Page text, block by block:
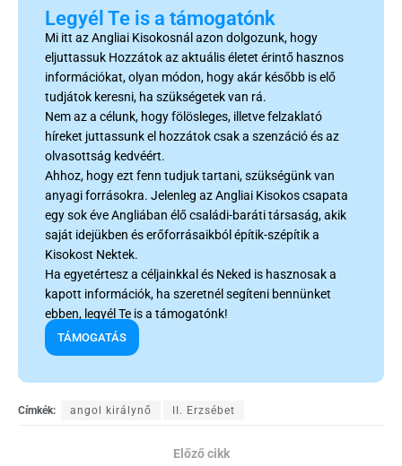
Legyél Te is a támogatónk
Mi itt az Angliai Kisokosnál azon dolgozunk, hogy
eljuttassuk Hozzátok az aktuális életet érintő hasznos
információkat, olyan módon, hogy akár később is elő
tudjátok keresni, ha szükségetek van rá.
Nem az a célunk, hogy fölösleges, illetve felzaklató
híreket juttassunk el hozzátok csak a szenzáció és az
olvasottság kedvéért.
Ahhoz, hogy ezt fenn tudjuk tartani, szükségünk van
anyagi forrásokra. Jelenleg az Angliai Kisokos csapata
egy sok éve Angliában élő családi-baráti társaság, akik
saját idejükben és erőforrásaikból építik-szépítik a
Kisokost Nektek.
Ha egyetértesz a céljainkkal és Neked is hasznosak a
kapott információk, ha szeretnél segíteni bennünket
ebben, legyél Te is a támogatónk!
TÁMOGATÁS
Címkék: angol királynő II. Erzsébet
Előző cikk